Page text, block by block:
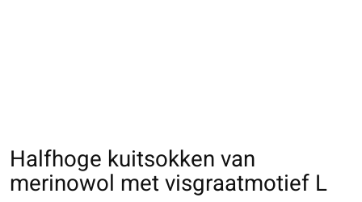
Halfhoge kuitsokken van
merinowol met visgraatmotief L